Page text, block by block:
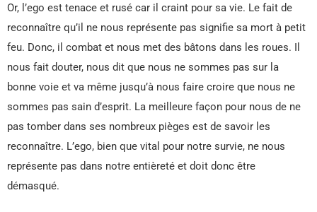
Or, l’ego est tenace et rusé car il craint pour sa vie. Le fait de
reconnaître qu’il ne nous représente pas signifie sa mort à petit
feu. Donc, il combat et nous met des bâtons dans les roues. Il
nous fait douter, nous dit que nous ne sommes pas sur la
bonne voie et va même jusqu’à nous faire croire que nous ne
sommes pas sain d’esprit. La meilleure façon pour nous de ne
pas tomber dans ses nombreux pièges est de savoir les
reconnaître. L’ego, bien que vital pour notre survie, ne nous
représente pas dans notre entièreté et doit donc être
démasqué.